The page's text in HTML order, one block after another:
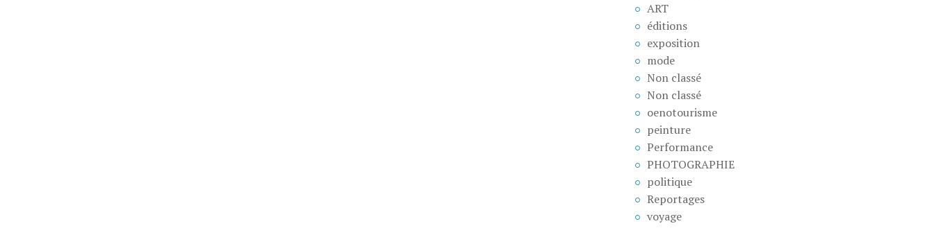
ART
éditions
exposition
mode
Non classé
Non classé
oenotourisme
peinture
Performance
PHOTOGRAPHIE
politique
Reportages
voyage